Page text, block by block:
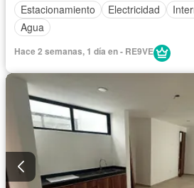
Estacionamiento
Electricidad
Agua
Hace 2 semanas, 1 día en - RE9VE